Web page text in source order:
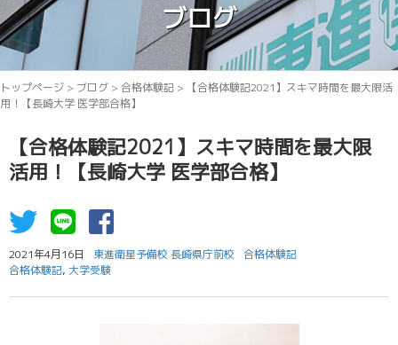
ブログ
トップページ > ブログ > 合格体験記 >
【合格体験記2021】スキマ時間を最大限活
用！【長崎大学 医学部合格】
【合格体験記2021】スキマ時間を最大限
活用！【長崎大学 医学部合格】
2021年4月16日 東進衛星予備校 長崎県庁前校
合格体験記
合格体験記, 大学受験